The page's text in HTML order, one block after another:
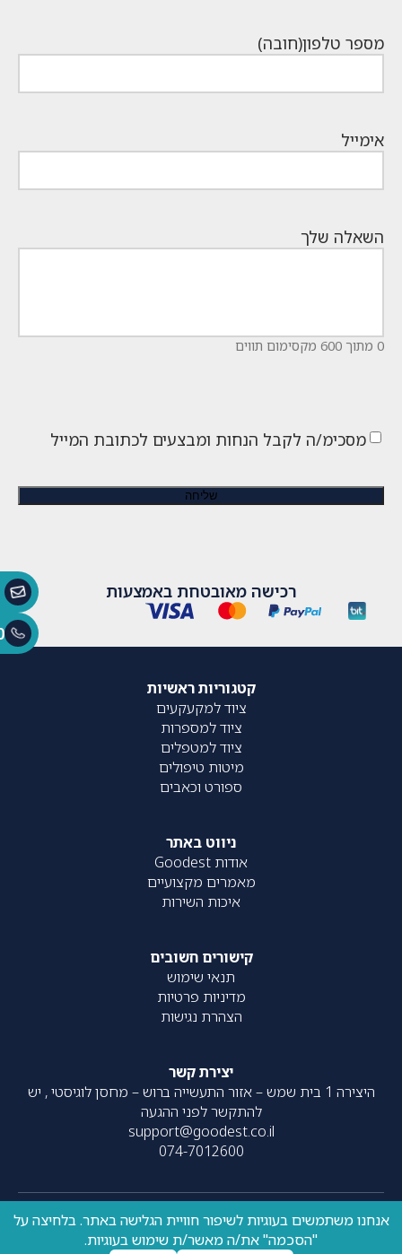
מספר טלפון(חובה)
אימייל
השאלה שלך
0 מתוך 600 מקסימום תווים
מסכימ/ה לקבל הנחות ומבצעים לכתובת המייל
רכישה מאובטחת באמצעות
קטגוריות ראשיות
ציוד למקעקעים
ציוד למספרות
ציוד למטפלים
מיטות טיפולים
ספורט וכאבים
ניווט באתר
אודות Goodest
מאמרים מקצועיים
איכות השירות
קישורים חשובים
תנאי שימוש
מדיניות פרטיות
הצהרת נגישות
יצירת קשר
היצירה 1 בית שמש – אזור התעשייה ברוש – מחסן לוגיסטי , יש
להתקשר לפני ההגעה
support@goodest.co.il
074-7012600
כל הזכויות שמורות – 2020- עוצב על ידיresolve| פותח על ידי
UpNext
אנחנו משתמשים בעוגיות לשיפור חוויית הגלישה באתר. בלחיצה על
"הסכמה" את/ה מאשר/ת שימוש בעוגיות.